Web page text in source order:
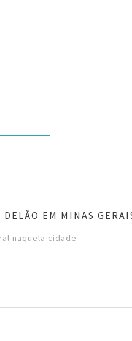
EM MINAS
naquela cidade